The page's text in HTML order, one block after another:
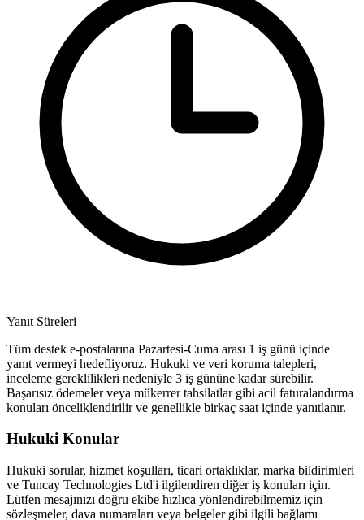
Yanıt Süreleri
Tüm destek e-postalarına Pazartesi-Cuma arası 1 iş günü içinde
yanıt vermeyi hedefliyoruz. Hukuki ve veri koruma talepleri,
inceleme gereklilikleri nedeniyle 3 iş gününe kadar sürebilir.
Başarısız ödemeler veya mükerrer tahsilatlar gibi acil faturalandırma
konuları önceliklendirilir ve genellikle birkaç saat içinde yanıtlanır.
Hukuki Konular
Hukuki sorular, hizmet koşulları, ticari ortaklıklar, marka bildirimleri
ve Tuncay Technologies Ltd'i ilgilendiren diğer iş konuları için.
Lütfen mesajınızı doğru ekibe hızlıca yönlendirebilmemiz için
sözleşmeler, dava numaraları veya belgeler gibi ilgili bağlamı